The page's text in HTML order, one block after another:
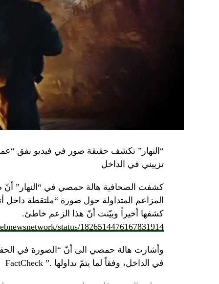
تزييني في الداخل
كشفت الصحافية هالة حمصي في “النهار”
كشفها أخيراً وبيّنت أنّ هذا الزعم خاطئ.
status/1826514476167831914
وأشارت هالة حمصي الى أنّ “الصورة في
في الداخل، وفقاً لما يتمّ تداولها .” FactCheck